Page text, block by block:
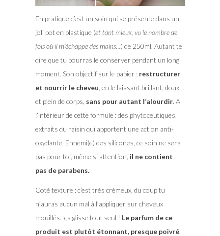
En pratique c’est un soin qui se présente dans un
joli pot en plastique (et tant mieux, vu le nombre de
fois où il m’échappe des mains…) de 250ml. Autant te
dire que tu pourras le conserver pendant un long
moment. Son objectif sur le papier :restructurer
et nourrir le cheveu , en le laissant brillant, doux
et plein de corps, sans pour autant l’alourdir. A
l’intérieur de cette formule : des phytoceutiques,
extraits du raisin qui apportent une action anti-
oxydante. Ennemi(e) des silicones, ce soin ne sera
pas pour toi, même si attention, il ne contient
pas de parabens.
Coté texture : c’est très crémeux, du coup tu
n’auras aucun mal à l’appliquer sur cheveux
mouillés. ça glisse tout seul ! Le parfum de ce
produit est plutôt étonnant, presque poivré,